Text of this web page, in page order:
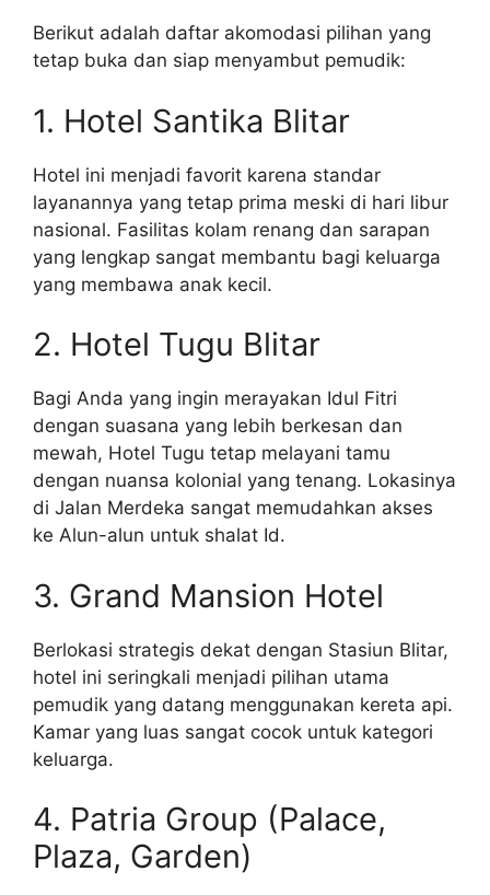
Berikut adalah daftar akomodasi pilihan yang
tetap buka dan siap menyambut pemudik:
1. Hotel Santika Blitar
Hotel ini menjadi favorit karena standar
layanannya yang tetap prima meski di hari libur
nasional. Fasilitas kolam renang dan sarapan
yang lengkap sangat membantu bagi keluarga
yang membawa anak kecil.
2. Hotel Tugu Blitar
Bagi Anda yang ingin merayakan Idul Fitri
dengan suasana yang lebih berkesan dan
mewah, Hotel Tugu tetap melayani tamu
dengan nuansa kolonial yang tenang. Lokasinya
di Jalan Merdeka sangat memudahkan akses
ke Alun-alun untuk shalat Id.
3. Grand Mansion Hotel
Berlokasi strategis dekat dengan Stasiun Blitar,
hotel ini seringkali menjadi pilihan utama
pemudik yang datang menggunakan kereta api.
Kamar yang luas sangat cocok untuk kategori
keluarga.
4. Patria Group (Palace,
Plaza, Garden)